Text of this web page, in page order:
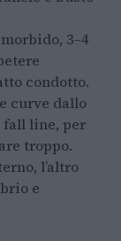
3–4
condotto.
curve dallo
fall line, per
troppo.
l’altro
e